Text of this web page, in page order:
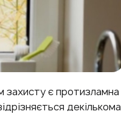
захисту є протизламна
декількома